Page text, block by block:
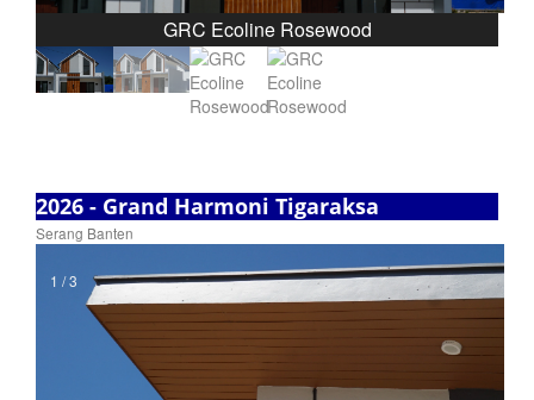
GRC Ecoline Rosewood
2026 - Grand Harmoni Tigaraksa
Serang Banten
1 / 3